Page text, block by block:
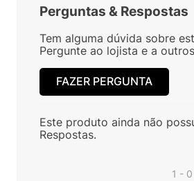
Perguntas & Respostas
Tem alguma dúvida sobre
Pergunte ao lojista e a
FAZER PERGUNTA
Este produto ainda não
Respostas.
1 -